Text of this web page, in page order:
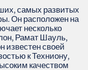
самых развитых
Он расположен на
несколько
Рамат Шауль,
известен своей
к Техниону,
качеством